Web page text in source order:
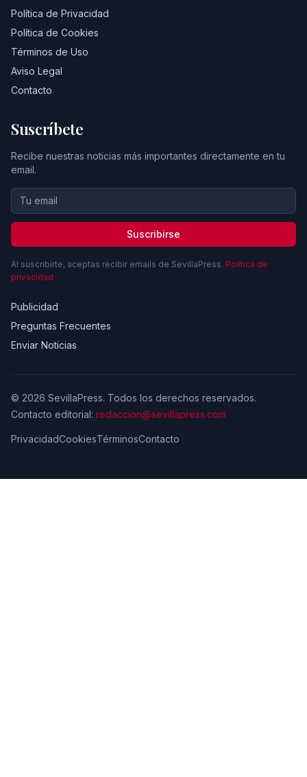
Política de Privacidad
Política de Cookies
Términos de Uso
Aviso Legal
Contacto
Suscríbete
Recibe nuestras noticias más importantes directamente en tu
email.
Suscribirse
Al suscribirte, aceptas recibir emails de SevillaPress. Política de
privacidad
Publicidad
Preguntas Frecuentes
Enviar Noticias
© 2026 SevillaPress. Todos los derechos reservados.
Contacto editorial: redaccion@sevillapress.com
PrivacidadCookiesTérminosContacto